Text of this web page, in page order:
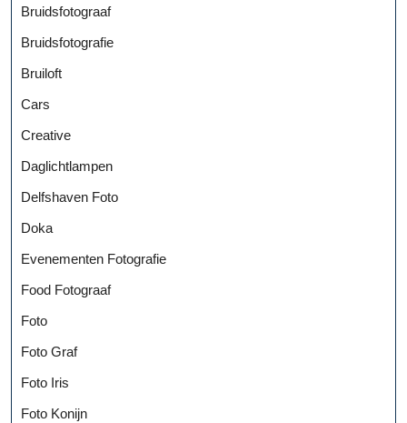
Bruidsfotograaf
Bruidsfotografie
Bruiloft
Cars
Creative
Daglichtlampen
Delfshaven Foto
Doka
Evenementen Fotografie
Food Fotograaf
Foto
Foto Graf
Foto Iris
Foto Konijn